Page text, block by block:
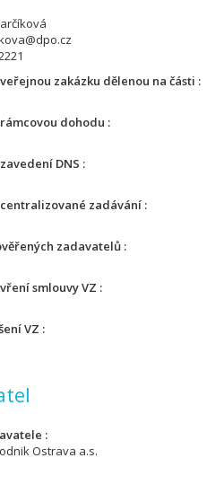
veřejnou zakázku dělenou na části
rámcovou dohodu
DNS
centralizované zadávání
zadavatelů
smlouvy VZ
VZ
Ostrava a.s.